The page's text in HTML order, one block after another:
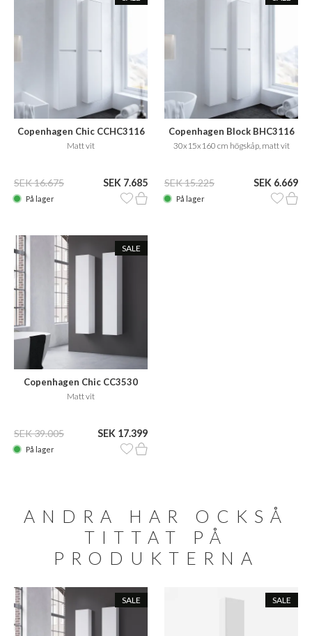
Copenhagen Chic CCHC3116
Matt vit
SEK 16.675 SEK 7.685
På lager
Copenhagen Block BHC3116
30x15x160 cm högskåp, matt vit
SEK 15.225 SEK 6.669
På lager
SALE
Copenhagen Chic CC3530
Matt vit
SEK 39.005 SEK 17.399
På lager
ANDRA HAR OCKSÅ
TITTAT PÅ
PRODUKTERNA
SALE SALE